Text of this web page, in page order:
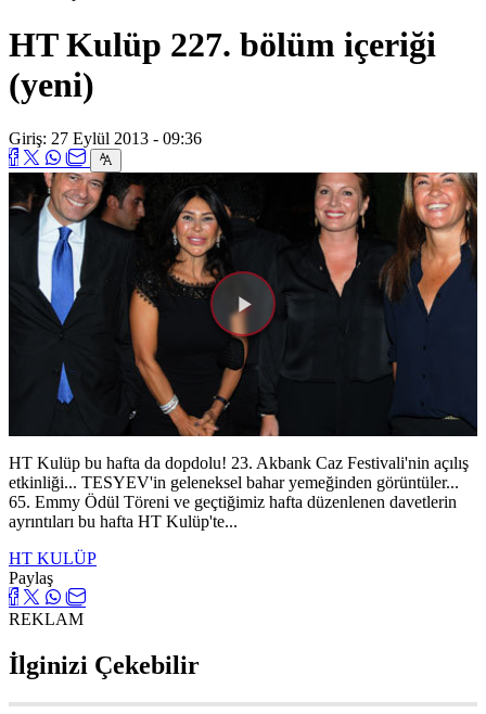
HT Kulüp 227. bölüm içeriği
(yeni)
Giriş: 27 Eylül 2013 - 09:36
Videoyu
Oynat
HT Kulüp bu hafta da dopdolu! 23. Akbank Caz Festivali'nin açılış
etkinliği... TESYEV'in geleneksel bahar yemeğinden görüntüler...
65. Emmy Ödül Töreni ve geçtiğimiz hafta düzenlenen davetlerin
ayrıntıları bu hafta HT Kulüp'te...
HT KULÜP
Paylaş
REKLAM
İlginizi Çekebilir